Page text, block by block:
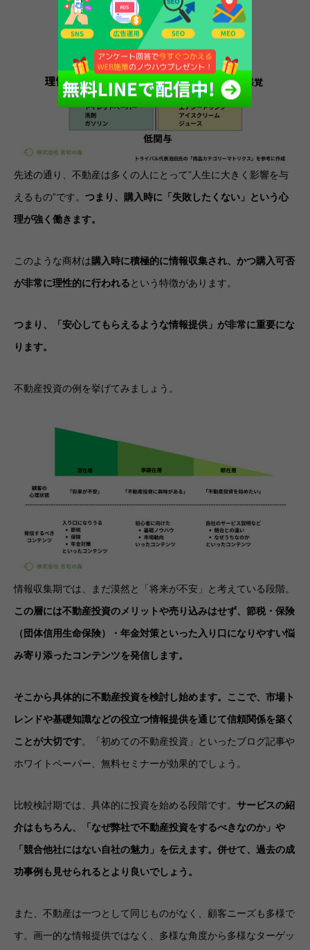
先述の通り、不動産は多くの人にとって”人生に大きく影響を与
えるもの”です。 つまり、購入時に「失敗したくない」という心
理が強く働きます。
このような商材は購入時に積極的に情報収集され、かつ購入可否
が非常に理性的に行われるという特徴があります。
つまり、「安心してもらえるような情報提供」が非常に重要にな
ります。
不動産投資の例を挙げてみましょう。
情報収集期では、まだ漠然と「将来が不安」と考えている段階。
この層には不動産投資のメリットや売り込みはせず、節税・保険
（団体信用生命保険）・年金対策といった入り口になりやすい悩
み寄り添ったコンテンツを発信します。
そこから具体的に不動産投資を検討し始めます。ここで、市場ト
レンドや基礎知識などの役立つ情報提供を通じて信頼関係を築く
ことが大切です。「初めての不動産投資」といったブログ記事や
ホワイトペーパー、無料セミナーが効果的でしょう。
比較検討期では、具体的に投資を始める段階です。 サービスの紹
介はもちろん、「なぜ弊社で不動産投資をするべきなのか」や
「競合他社にはない自社の魅力」を伝えます。併せて、過去の成
功事例も見せられるとより良いでしょう。
また、不動産は一つとして同じものがなく、顧客ニーズも多様で
す。画一的な情報提供ではなく、多様な角度から多様なターゲッ